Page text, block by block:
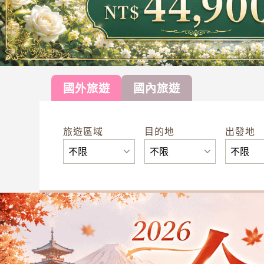
國外旅遊 國內旅遊
旅遊區域 目的地 出發地